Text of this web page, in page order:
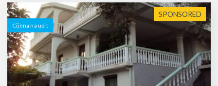
SPONSORED
Cijena na upit